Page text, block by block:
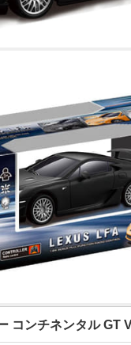
コンチネンタル GT